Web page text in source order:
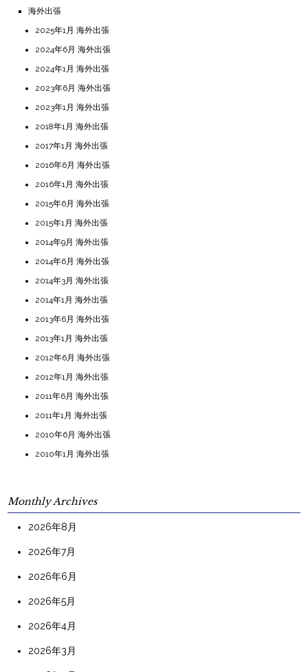
海外出張
2025年1月 海外出張
2024年6月 海外出張
2024年1月 海外出張
2023年6月 海外出張
2023年1月 海外出張
2018年1月 海外出張
2017年1月 海外出張
2016年6月 海外出張
2016年1月 海外出張
2015年6月 海外出張
2015年1月 海外出張
2014年9月 海外出張
2014年6月 海外出張
2014年3月 海外出張
2014年1月 海外出張
2013年6月 海外出張
2013年1月 海外出張
2012年6月 海外出張
2012年1月 海外出張
2011年6月 海外出張
2011年1月 海外出張
2010年6月 海外出張
2010年1月 海外出張
Monthly Archives
2026年8月
2026年7月
2026年6月
2026年5月
2026年4月
2026年3月